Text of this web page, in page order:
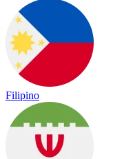
Filipino